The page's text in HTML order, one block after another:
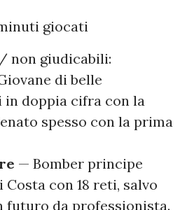
giocati
non giudicabili:
di belle
doppia cifra con la
spesso con la prima
— Bomber principe
con 18 reti, salvo
futuro da professionista.